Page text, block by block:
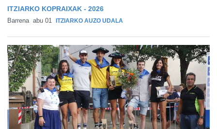
ITZIARKO KOPRAIXAK - 2026
Barrena abu 01 ITZIARKO AUZO UDALA